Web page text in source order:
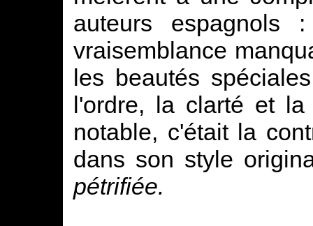
auteurs espagnols
vraisemblance
les beautés
l'ordre, la clarté et
notable, c'était la
dans son style
pétrifiée.